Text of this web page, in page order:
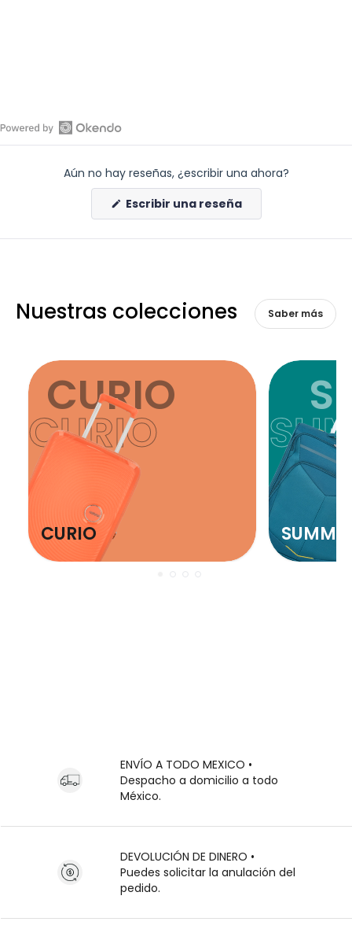
Abrir
Aún no hay reseñas, ¿escribir una ahora?
Escribir una reseña(Se
abre
una
Nuestras colecciones Saber más
CURIO
CURIO
CURIO
ENVÍO A TODO MEXICO •
Despacho a domicilio a todo
México.
DEVOLUCIÓN DE DINERO •
Puedes solicitar la anulación del
pedido.